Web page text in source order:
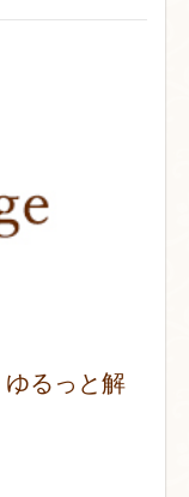
るっと解